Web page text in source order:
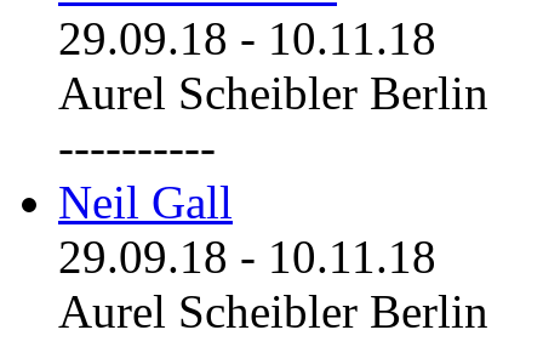
29.09.18 - 10.11.18
Aurel Scheibler Berlin
----------
Neil Gall
29.09.18 - 10.11.18
Aurel Scheibler Berlin